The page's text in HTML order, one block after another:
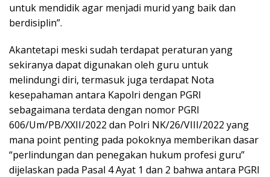
untuk mendidik agar menjadi murid yang baik dan
berdisiplin”.
Akantetapi meski sudah terdapat peraturan yang
sekiranya dapat digunakan oleh guru untuk
melindungi diri, termasuk juga terdapat Nota
kesepahaman antara Kapolri dengan PGRI
sebagaimana terdata dengan nomor PGRI
606/Um/PB/XXII/2022 dan Polri NK/26/VIII/2022 yang
mana point penting pada pokoknya memberikan dasar
“perlindungan dan penegakan hukum profesi guru”
dijelaskan pada Pasal 4 Ayat 1 dan 2 bahwa antara PGRI